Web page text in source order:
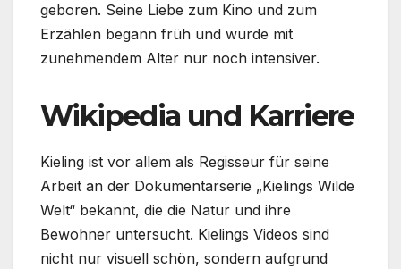
geboren. Seine Liebe zum Kino und zum
Erzählen begann früh und wurde mit
zunehmendem Alter nur noch intensiver.
Wikipedia und Karriere
Kieling ist vor allem als Regisseur für seine
Arbeit an der Dokumentarserie „Kielings Wilde
Welt“ bekannt, die die Natur und ihre
Bewohner untersucht. Kielings Videos sind
nicht nur visuell schön, sondern aufgrund